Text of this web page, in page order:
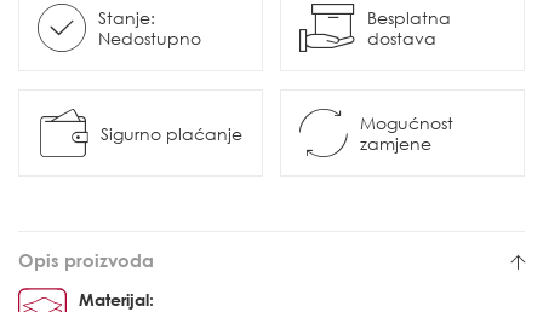
Stanje:
Nedostupno
Besplatna
dostava
Sigurno plaćanje
Mogućnost
zamjene
Opis proizvoda
Materijal: